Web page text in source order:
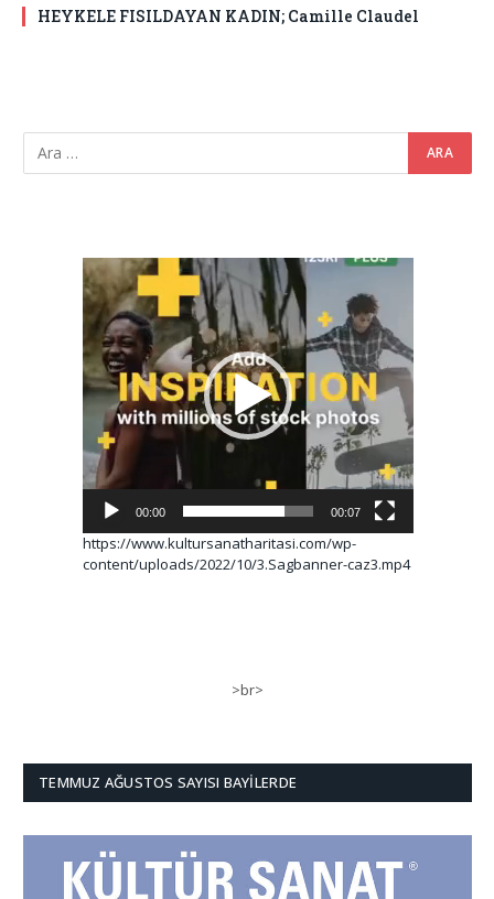
HEYKELE FISILDAYAN KADIN; Camille Claudel
Video
oynatıcı
00:00 00:07
https://www.kultursanatharitasi.com/wp-
content/uploads/2022/10/3.Sagbanner-caz3.mp4
>br>
TEMMUZ AĞUSTOS SAYISI BAYILERDE